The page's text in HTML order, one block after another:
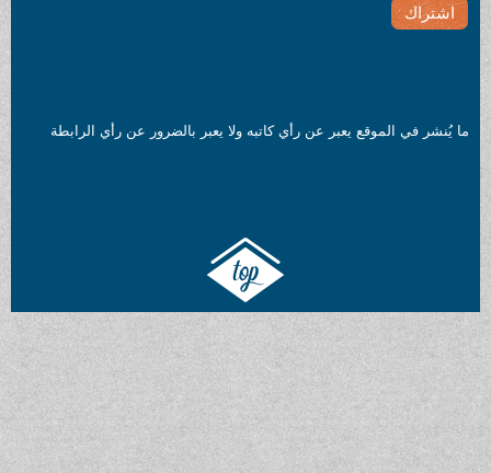
ما يُنشر في الموقع يعبر عن رأي كاتبه ولا يعبر بالضرور عن رأي الرابطة